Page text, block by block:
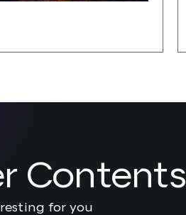
Contents
for you